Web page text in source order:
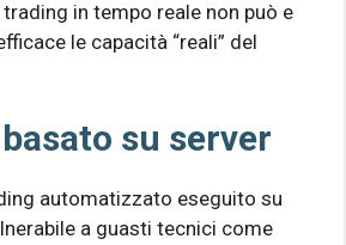
in tempo reale non può e
le capacità “reali” del
su server
automatizzato eseguito su
a guasti tecnici come